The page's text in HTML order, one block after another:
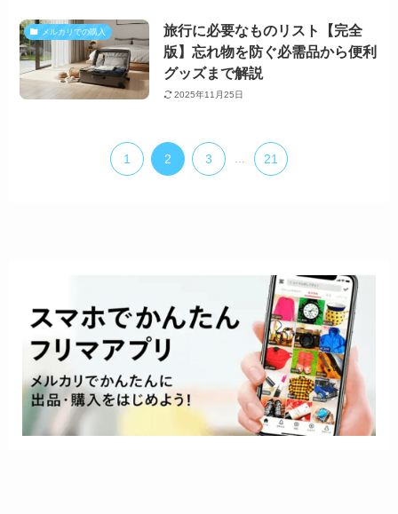
メルカリでの購入
旅行に必要なものリスト【完全
版】忘れ物を防ぐ必需品から便利
グッズまで解説
2025年11月25日
1 2 3 21